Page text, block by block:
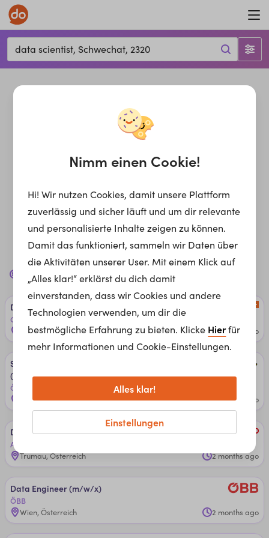
data scientist, Schwechat, 2320
data scientist Jobs für dich in Schwechat, 2320
Da­ta­ En­gi­nee­r (m/w/d)*
Gebrüder Weiss Gesellschaft m.b.H.
Maria Lanzendorf, Österreich 3 weeks ago
Se­nior AI Da­ta­ En­gi­nee­r - ­Pos­t Busi­nes­s ­So­lu­ti­ons­ Gmb­H
(w/m/d)
Österreichische Post AG
Wien, Österreich 1 month ago
Da­ta­ ­Sci­en­tis­t ­Sup­p­ly Chain ­Ma­nage­men­t (m/w/d)
Adecco Österreich
Trumau, Österreich 2 months ago
Da­ta­ En­gi­nee­r (m/w/x)
ÖBB
Wien, Österreich 2 months ago
Nimm einen Cookie!
Hi! Wir nutzen Cookies, damit unsere Plattform
zuverlässig und sicher läuft und um dir relevante
und personalisierte Inhalte zeigen zu können.
Damit das funktioniert, sammeln wir Daten über
die Aktivitäten unserer User. Mit einem Klick auf
„Alles klar!“ erklärst du dich damit
einverstanden, dass wir Cookies und andere
Technologien verwenden, um dir die
bestmögliche Erfahrung zu bieten. Klicke Hierfür
mehr Informationen und Cookie-Einstellungen.
Einstellungen
Alles klar!